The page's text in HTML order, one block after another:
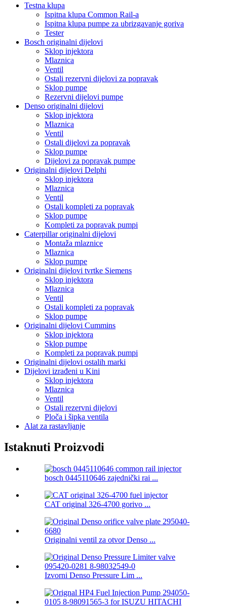
Testna klupa
Ispitna klupa Common Rail-a
Ispitna klupa pumpe za ubrizgavanje goriva
Tester
Bosch originalni dijelovi
Sklop injektora
Mlaznica
Ventil
Ostali rezervni dijelovi za popravak
Sklop pumpe
Rezervni dijelovi pumpe
Denso originalni dijelovi
Sklop injektora
Mlaznica
Ventil
Ostali dijelovi za popravak
Sklop pumpe
Dijelovi za popravak pumpe
Originalni dijelovi Delphi
Sklop injektora
Mlaznica
Ventil
Ostali kompleti za popravak
Sklop pumpe
Kompleti za popravak pumpi
Caterpillar originalni dijelovi
Montaža mlaznice
Mlaznica
Sklop pumpe
Originalni dijelovi tvrtke Siemens
Sklop injektora
Mlaznica
Ventil
Ostali kompleti za popravak
Sklop pumpe
Originalni dijelovi Cummins
Sklop injektora
Sklop pumpe
Kompleti za popravak pumpi
Originalni dijelovi ostalih marki
Dijelovi izrađeni u Kini
Sklop injektora
Mlaznica
Ventil
Ostali rezervni dijelovi
Ploča i šipka ventila
Alat za rastavljanje
Istaknuti Proizvodi
bosch 0445110646 zajednički rai ...
CAT original 326-4700 gorivo ...
Originalni ventil za otvor Denso ...
Izvorni Denso Pressure Lim ...